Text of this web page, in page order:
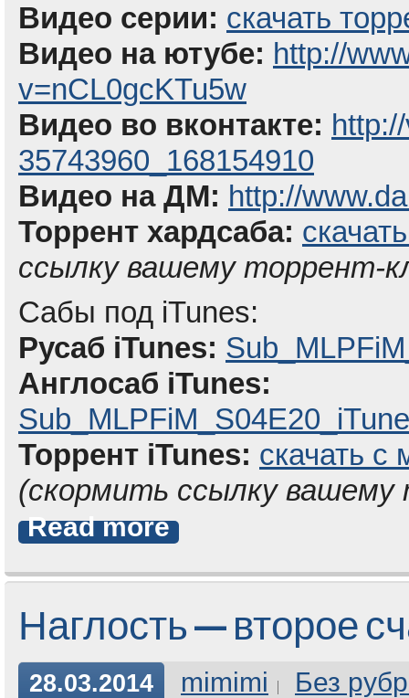
Видео серии: скачать
Видео на ютубе: http://
v=nCL0gcKTu5w
Видео во вконтакте:
35743960_168154910
Видео на ДМ: http://
Торрент хардсаба:
ссылку вашему торрент-
Сабы под iTunes:
Русаб iTunes:
Англосаб iTunes:
Торрент iTunes: скачать с
(скормить ссылку
Read more
Наглость — второе
28.03.2014 mimimi Без